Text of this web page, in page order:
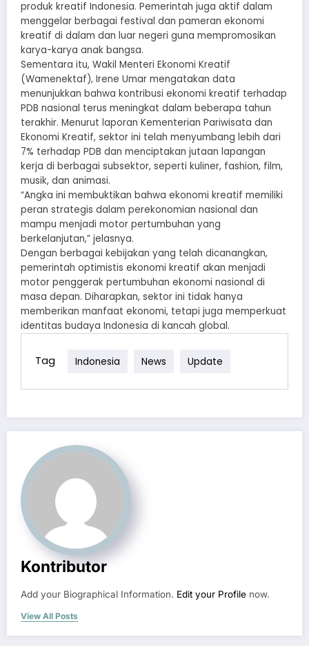
produk kreatif Indonesia. Pemerintah juga aktif dalam
menggelar berbagai festival dan pameran ekonomi
kreatif di dalam dan luar negeri guna mempromosikan
karya-karya anak bangsa.
Sementara itu, Wakil Menteri Ekonomi Kreatif
(Wamenektaf), Irene Umar mengatakan data
menunjukkan bahwa kontribusi ekonomi kreatif terhadap
PDB nasional terus meningkat dalam beberapa tahun
terakhir. Menurut laporan Kementerian Pariwisata dan
Ekonomi Kreatif, sektor ini telah menyumbang lebih dari
7% terhadap PDB dan menciptakan jutaan lapangan
kerja di berbagai subsektor, seperti kuliner, fashion, film,
musik, dan animasi.
“Angka ini membuktikan bahwa ekonomi kreatif memiliki
peran strategis dalam perekonomian nasional dan
mampu menjadi motor pertumbuhan yang
berkelanjutan,” jelasnya.
Dengan berbagai kebijakan yang telah dicanangkan,
pemerintah optimistis ekonomi kreatif akan menjadi
motor penggerak pertumbuhan ekonomi nasional di
masa depan. Diharapkan, sektor ini tidak hanya
memberikan manfaat ekonomi, tetapi juga memperkuat
identitas budaya Indonesia di kancah global.
Tag Indonesia News Update
Kontributor
Add your Biographical Information. Edit your Profile now.
View All Posts